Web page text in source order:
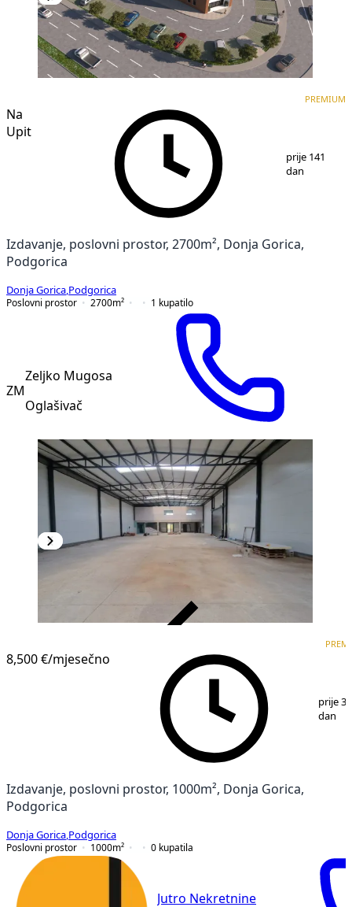
Na
Upit
PREMIUM
prije 141
dan
Izdavanje, poslovni prostor, 2700m², Donja Gorica,
Podgorica
Donja Gorica Podgorica
Poslovni prostor
2700m² 1 kupatilo
ZM
Zeljko Mugosa
Oglašivač
8,500 €/mjesečno
prije 31
dan
Izdavanje, poslovni prostor, 1000m², Donja Gorica,
Podgorica
Donja Gorica Podgorica
Poslovni prostor
1000m² 0 kupatila
Jutro Nekretnine